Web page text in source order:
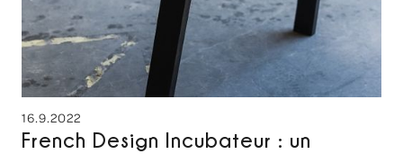
16.9.2022
French Design Incubateur : un